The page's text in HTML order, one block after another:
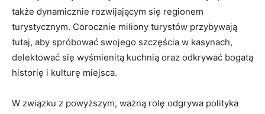
także dynamicznie ⁣rozwijającym⁤ się ​regionem
‍turystycznym.‍ Corocznie miliony​ turystów przybywają
tutaj, ‌aby spróbować swojego szczęścia w kasynach,
delektować ‍się ⁤wyśmienitą ​kuchnią oraz ‌odkrywać bogatą⁤
historię i ​kulturę miejsca.
W ⁣związku z powyższym, ważną ‍rolę odgrywa ⁢polityka